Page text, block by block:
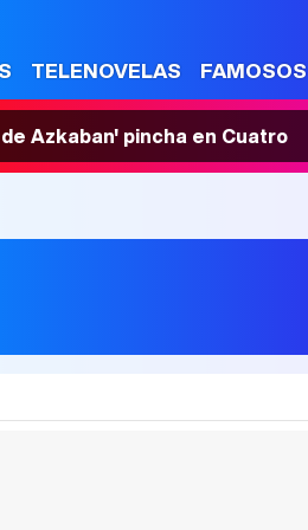
TELENOVELAS FAMOSOS
Azkaban' pincha en Cuatro